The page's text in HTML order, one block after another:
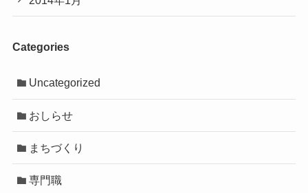
Categories
Uncategorized
おしらせ
まちづくり
専門職